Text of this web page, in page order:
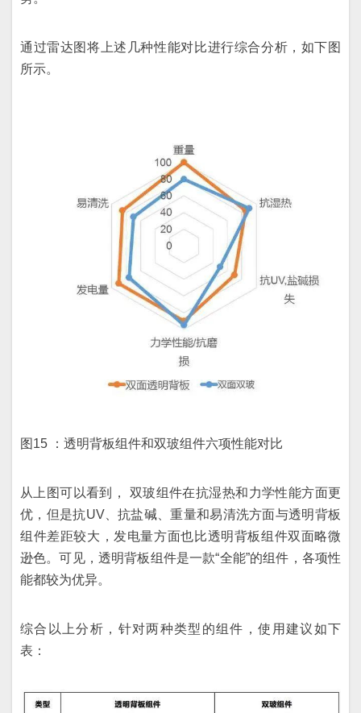
通过雷达图将上述几种性能对比进行综合分析，如下图
所示。
图15 ：透明背板组件和双玻组件六项性能对比
从上图可以看到， 双玻组件在抗湿热和力学性能方面更
优，但是抗UV、抗盐碱、重量和易清洗方面与透明背板
组件差距较大，发电量方面也比透明背板组件双面略微
逊色。可见，透明背板组件是一款“全能”的组件，各项性
能都较为优异。
综合以上分析，针对两种类型的组件，使用建议如下
表：